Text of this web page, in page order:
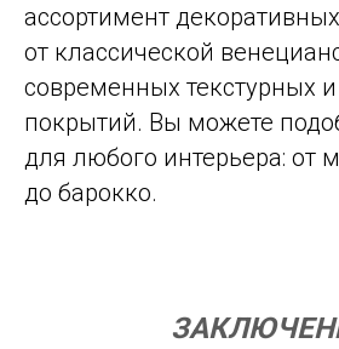
ассортимент
от классической
современных текстурных
покрытий. Вы можете
для любого интерьера: от
до барокко.